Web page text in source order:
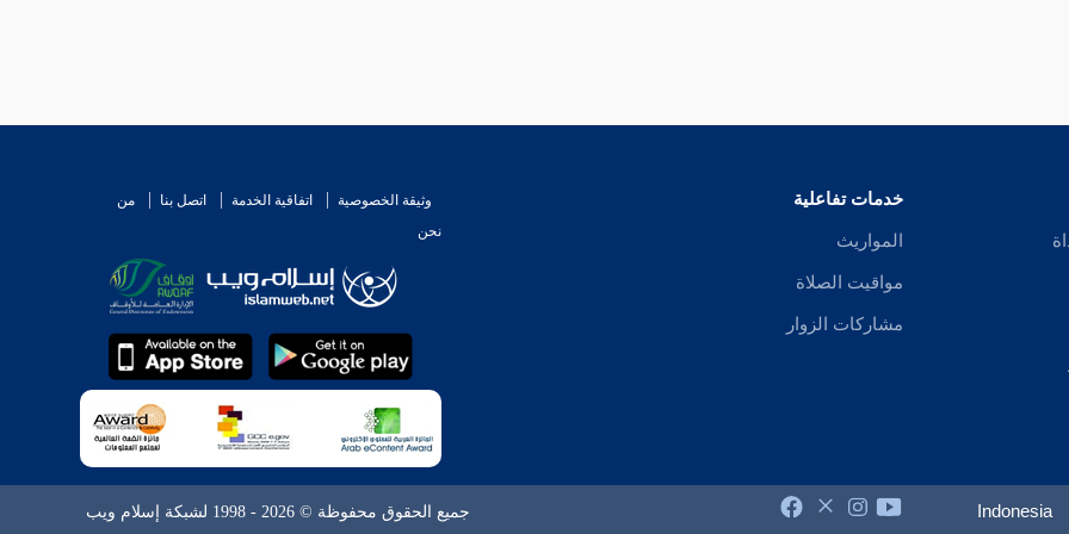
خدمات تفاعلية
المواريث
مواقيت الصلاة
مشاركات الزوار
وثيقة الخصوصية اتفاقية الخدمة اتصل بنا
من
نحن
Indonesia جميع الحقوق محفوظة © 2026 - 1998 لشبكة إسلام ويب